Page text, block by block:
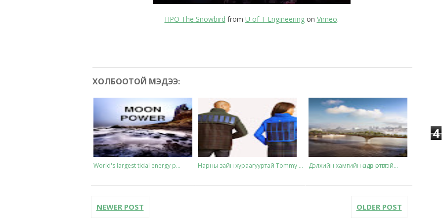
HPO The Snowbird from U of T Engineeringon Vimeo.
ХОЛБООТОЙ МЭДЭЭ:
World's largest tidal energy p... Нарны зайн хураагууртай Tommy ... Дэлхийн хамгийн өндөр өртөгтэй...
NEWER POST OLDER POST
4